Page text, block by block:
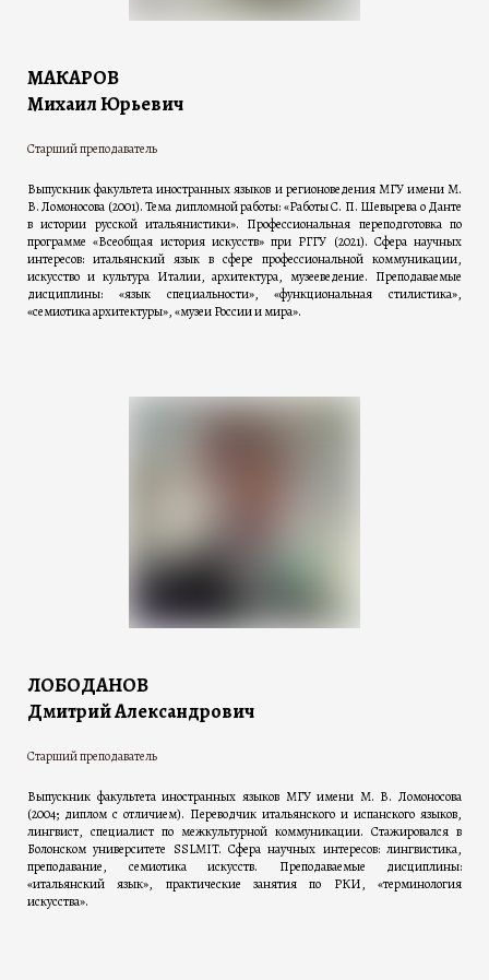
МАКАРОВ
Михаил Юрьевич
Старший преподаватель
Выпускник факультета иностранных языков и регионоведения МГУ имени М.
В. Ломоносова (2001). Тема дипломной работы: «Работы С. П. Шевырева о Данте
в истории русской итальянистики». Профессиональная переподготовка по
программе «Всеобщая история искусств» при РГГУ (2021). Сфера научных
интересов: итальянский язык в сфере профессиональной коммуникации,
искусство и культура Италии, архитектура, музееведение. Преподаваемые
дисциплины: «язык специальности», «функциональная стилистика»,
«семиотика архитектуры», «музеи России и мира».
ЛОБОДАНОВ
Дмитрий Александрович
Старший преподаватель
Выпускник факультета иностранных языков МГУ имени М. В. Ломоносова
(2004; диплом с отличием). Переводчик итальянского и испанского языков,
лингвист, специалист по межкультурной коммуникации. Стажировался в
Болонском университете SSLMIT. Сфера научных интересов: лингвистика,
преподавание, семиотика искусств. Преподаваемые дисциплины:
«итальянский язык», практические занятия по РКИ, «терминология
искусства».